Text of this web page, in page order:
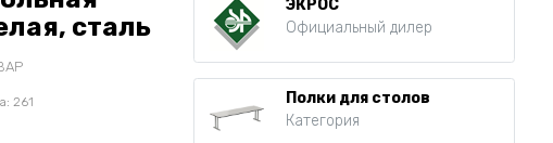
сталь
261
ЭКРОС
Официальный дилер
Полки для столов
Категория